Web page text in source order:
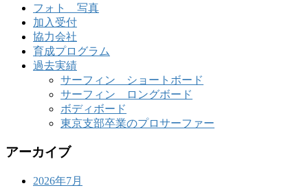
フォト 写真
加入受付
協力会社
育成プログラム
過去実績
サーフィン ショートボード
サーフィン ロングボード
ボディボード
東京支部卒業のプロサーファー
アーカイブ
2026年7月